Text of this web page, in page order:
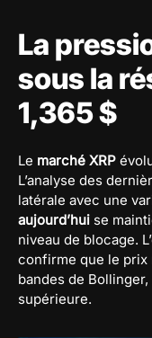
La
sous la
1,365 $
Le marché XRP
L’analyse des
latérale avec une
aujourd’hui se
niveau de blocage.
confirme que le prix
bandes de
supérieure.